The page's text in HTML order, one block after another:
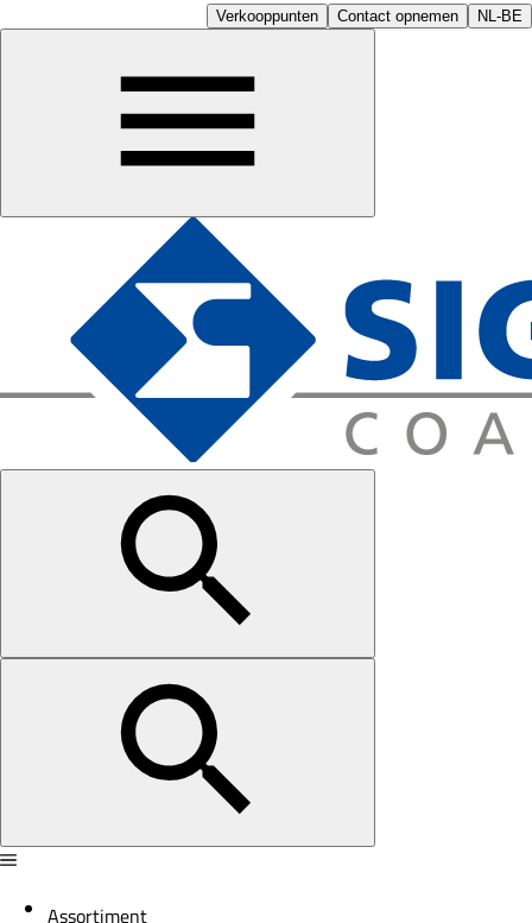
Verkooppunten Contact opnemen NL-BE
Assortiment